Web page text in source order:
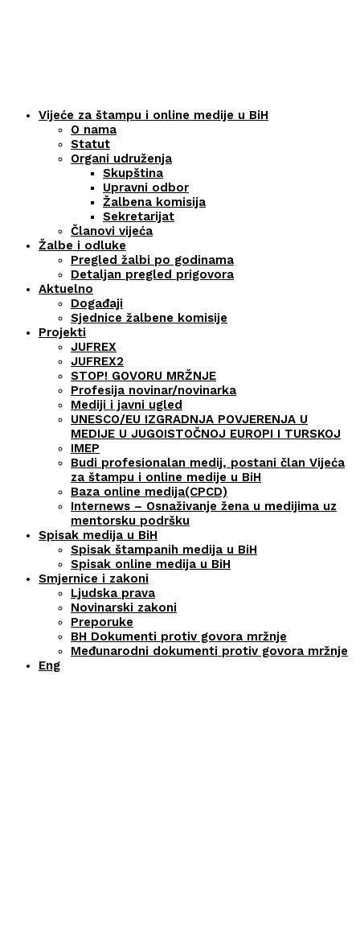
Vijeće za štampu i online medije u BiH
O nama
Statut
Organi udruženja
Skupština
Upravni odbor
Žalbena komisija
Sekretarijat
Članovi vijeća
Žalbe i odluke
Pregled žalbi po godinama
Detaljan pregled prigovora
Aktuelno
Događaji
Sjednice žalbene komisije
Projekti
JUFREX
JUFREX2
STOP! GOVORU MRŽNJE
Profesija novinar/novinarka
Mediji i javni ugled
UNESCO/EU IZGRADNJA POVJERENJA U
MEDIJE U JUGOISTOČNOJ EUROPI I TURSKOJ
IMEP
Budi profesionalan medij, postani član Vijeća
za štampu i online medije u BiH
Baza online medija(CPCD)
Internews – Osnaživanje žena u medijima uz
mentorsku podršku
Spisak medija u BiH
Spisak štampanih medija u BiH
Spisak online medija u BiH
Smjernice i zakoni
Ljudska prava
Novinarski zakoni
Preporuke
BH Dokumenti protiv govora mržnje
Međunarodni dokumenti protiv govora mržnje
Eng